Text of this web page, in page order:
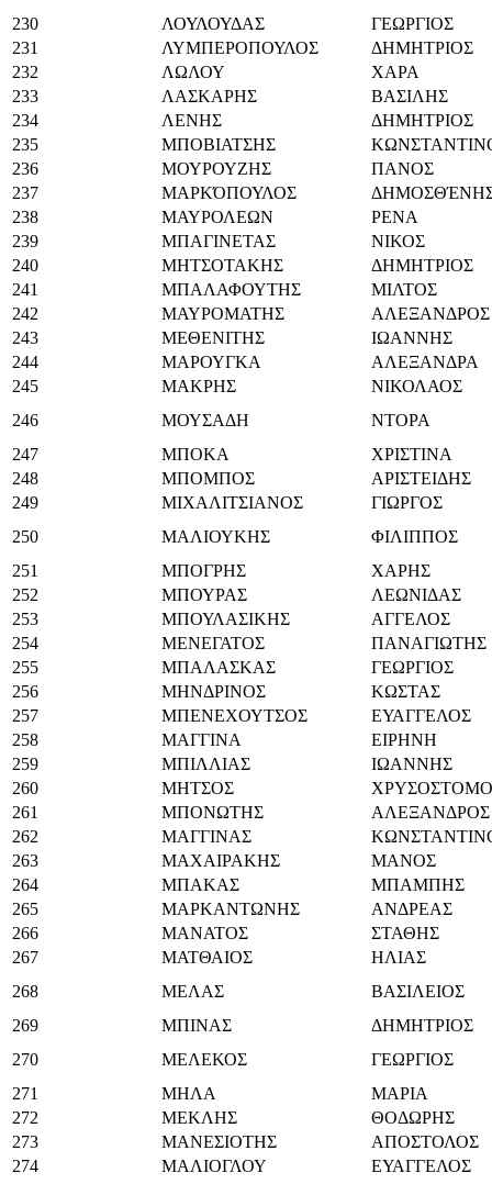
230
ΛΟΥΛΟΥΔΑΣ
ΓΕΩΡΓΙΟΣ
231
ΛΥΜΠΕΡΟΠΟΥΛΟΣ
ΔΗΜΗΤΡΙΟΣ
232
ΛΩΛΟΥ
ΧΑΡΑ
233
ΛΑΣΚΑΡΗΣ
ΒΑΣΙΛΗΣ
234
ΛΕΝΗΣ
ΔΗΜΗΤΡΙΟΣ
235
ΜΠΟΒΙΑΤΣΗΣ
236
ΜΟΥΡΟΥΖΗΣ
ΠΑΝΟΣ
237
ΜΑΡΚΌΠΟΥΛΟΣ
238
ΜΑΥΡΟΛΕΩΝ
ΡΕΝΑ
239
ΜΠΑΓΙΝΕΤΑΣ
ΝΙΚΟΣ
240
ΜΗΤΣΟΤΑΚΗΣ
ΔΗΜΗΤΡΙΟΣ
241
ΜΠΑΛΑΦΟΥΤΗΣ
ΜΙΛΤΟΣ
242
ΜΑΥΡΟΜΑΤΗΣ
ΑΛΕΞΑΝΔΡΟΣ
243
ΜΕΘΕΝΙΤΗΣ
ΙΩΑΝΝΗΣ
244
ΜΑΡΟΥΓΚΑ
ΑΛΕΞΑΝΔΡΑ
245
ΜΑΚΡΗΣ
ΝΙΚΟΛΑΟΣ
246
ΜΟΥΣΑΔΗ
ΝΤΟΡΑ
247
ΜΠΟΚΑ
ΧΡΙΣΤΙΝΑ
248
ΜΠΟΜΠΟΣ
ΑΡΙΣΤΕΙΔΗΣ
249
ΜΙΧΑΛΙΤΣΙΑΝΟΣ
ΓΙΩΡΓΟΣ
250
ΜΑΛΙΟΥΚΗΣ
ΦΙΛΙΠΠΟΣ
251
ΜΠΟΓΡΗΣ
ΧΑΡΗΣ
252
ΜΠΟΥΡΑΣ
ΛΕΩΝΙΔΑΣ
253
ΜΠΟΥΛΑΣΙΚΗΣ
ΑΓΓΕΛΟΣ
254
ΜΕΝΕΓΑΤΟΣ
ΠΑΝΑΓΙΩΤΗΣ
255
ΜΠΑΛΑΣΚΑΣ
ΓΕΩΡΓΙΟΣ
256
ΜΗΝΔΡΙΝΟΣ
ΚΩΣΤΑΣ
257
ΜΠΕΝΕΧΟΥΤΣΟΣ
ΕΥΑΓΓΕΛΟΣ
258
ΜΑΓΓΙΝΑ
ΕΙΡΗΝΗ
259
ΜΠΙΛΛΙΑΣ
ΙΩΑΝΝΗΣ
260
ΜΗΤΣΟΣ
261
ΜΠΟΝΩΤΗΣ
ΑΛΕΞΑΝΔΡΟΣ
262
ΜΑΓΓΙΝΑΣ
263
ΜΑΧΑΙΡΑΚΗΣ
ΜΑΝΟΣ
264
ΜΠΑΚΑΣ
ΜΠΑΜΠΗΣ
265
ΜΑΡΚΑΝΤΩΝΗΣ
ΑΝΔΡΕΑΣ
266
ΜΑΝΑΤΟΣ
ΣΤΑΘΗΣ
267
ΜΑΤΘΑΙΟΣ
ΗΛΙΑΣ
268
ΜΕΛΑΣ
ΒΑΣΙΛΕΙΟΣ
269
ΜΠΙΝΑΣ
ΔΗΜΗΤΡΙΟΣ
270
ΜΕΛΕΚΟΣ
ΓΕΩΡΓΙΟΣ
271
ΜΗΛΑ
ΜΑΡΙΑ
272
ΜΕΚΛΗΣ
ΘΟΔΩΡΗΣ
273
ΜΑΝΕΣΙΟΤΗΣ
ΑΠΟΣΤΟΛΟΣ
274
ΜΑΛΙΟΓΛΟΥ
ΕΥΑΓΓΕΛΟΣ